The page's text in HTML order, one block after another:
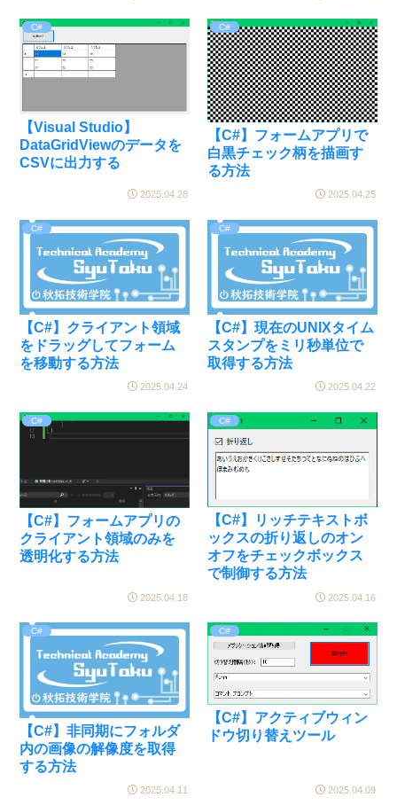
C#
【Visual Studio】
DataGridViewのデータを
CSVに出力する
2025.04.28
C#
【C#】フォームアプリで
白黒チェック柄を描画す
る方法
2025.04.25
C#
【C#】クライアント領域
をドラッグしてフォーム
を移動する方法
2025.04.24
C#
【C#】現在のUNIXタイム
スタンプをミリ秒単位で
取得する方法
2025.04.22
C#
【C#】フォームアプリの
クライアント領域のみを
透明化する方法
2025.04.18
C#
【C#】リッチテキストボ
ックスの折り返しのオン
オフをチェックボックス
で制御する方法
2025.04.16
C#
【C#】非同期にフォルダ
内の画像の解像度を取得
する方法
2025.04.11
C#
【C#】アクティブウィン
ドウ切り替えツール
2025.04.09